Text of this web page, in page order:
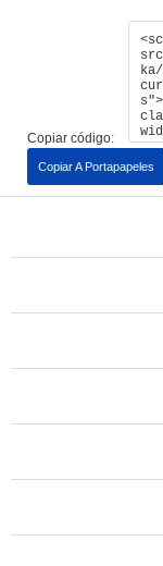
Copiar código:
Copiar A Portapapeles